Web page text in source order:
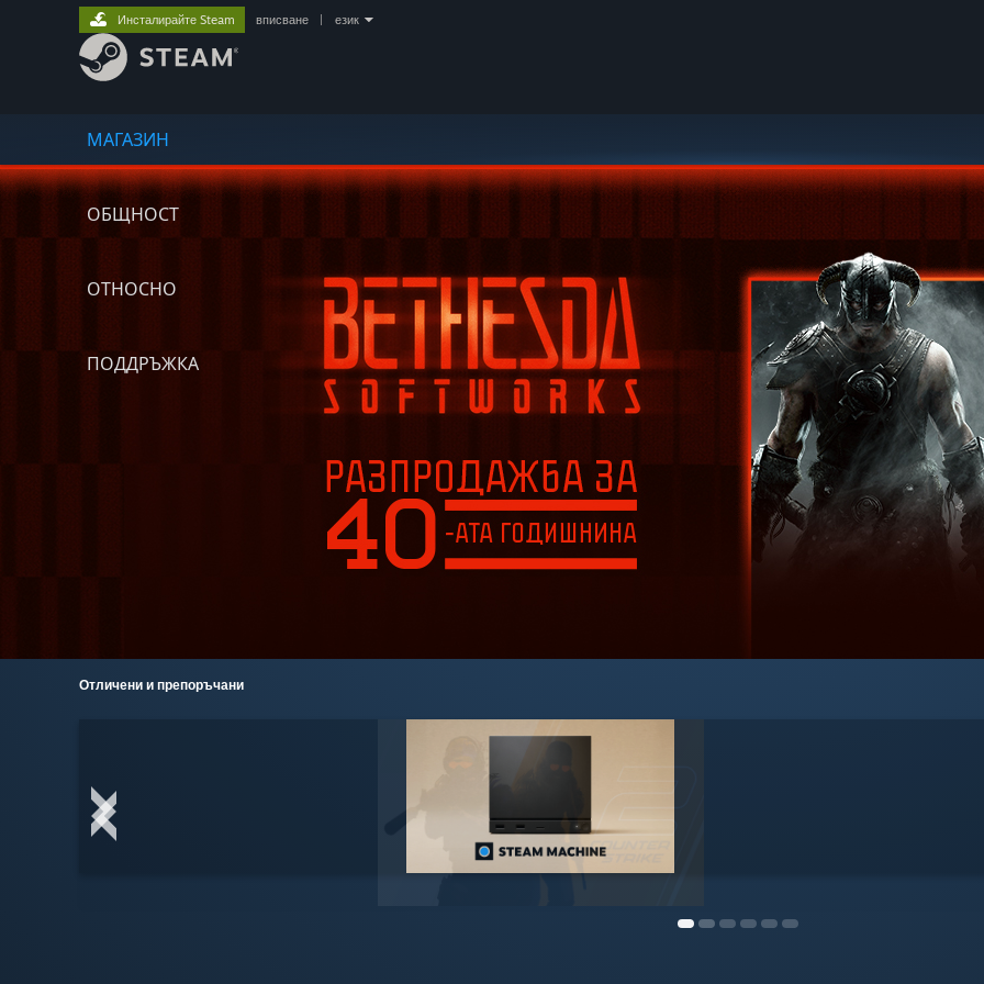
МАГАЗИН
ОБЩНОСТ
ОТНОСНО
ПОДДРЪЖКА
Инсталирайте Steam вписване език
Отличени и препоръчани